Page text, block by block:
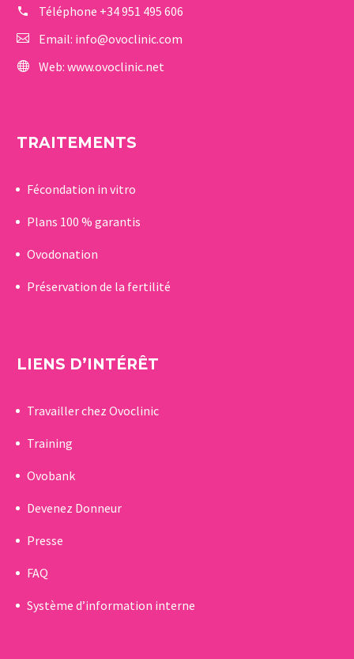
Téléphone +34 951 495 606
Email: info@ovoclinic.com
Web: www.ovoclinic.net
TRAITEMENTS
Fécondation in vitro
Plans 100 % garantis
Ovodonation
Préservation de la fertilité
LIENS D’INTÉRÊT
Travailler chez Ovoclinic
Training
Ovobank
Devenez Donneur
Presse
FAQ
Système d’information interne